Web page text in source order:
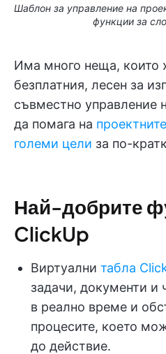
Шаблон за управление на
функции за
Има много неща, които
безплатния, лесен за
съвместно управление
да помага на
големи цели за по-
Най-добрите
ClickUp
Виртуални табла
задачи, документи и
в реално време и
процесите, което
до действие.